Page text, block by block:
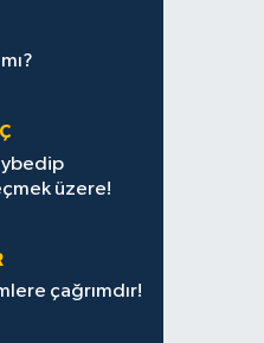
üzere!
çağrımdır!